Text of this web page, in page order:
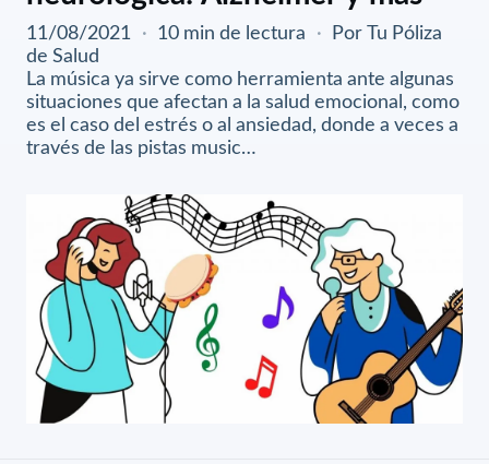
11/08/2021 · 10 min de lectura ·
Por Tu Póliza
de Salud
La música ya sirve como herramienta ante algunas
situaciones que afectan a la salud emocional, como
es el caso del estrés o al ansiedad, donde a veces a
través de las pistas music…